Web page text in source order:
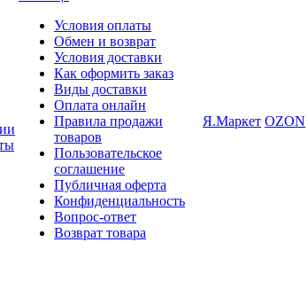
Условия оплаты
Обмен и возврат
Условия доставки
Как оформить заказ
Виды доставки
Оплата онлайн
Правила продажи
товаров
Пользовательское
соглашение
Публичная оферта
Конфиденциальность
Вопрос-ответ
Возврат товара
Я.Маркет OZON